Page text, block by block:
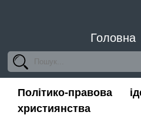
Головна
Політико-правова
християнства